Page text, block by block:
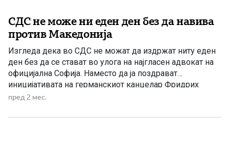
СДС не може ни еден ден без да навива
против Македонија
Изгледа дека во СДС не можат да издржат ниту еден
ден без да се стават во улога на најгласен адвокат на
официјална Софија. Наместо да ја поздрават
иницијативата на германскиот канцелар Фридрих
Мерц и францускиот претседател Емануел Макрон за
од СДС побрзаа да ја релативизираат и да ја […]
пред 2 мес.